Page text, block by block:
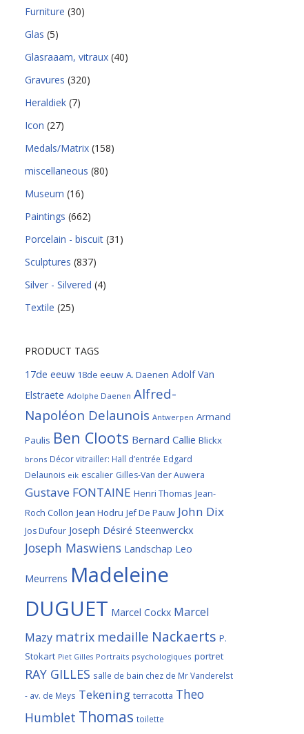
Furniture (30)
Glas (5)
Glasraaam, vitraux (40)
Gravures (320)
Heraldiek (7)
Icon (27)
Medals/Matrix (158)
miscellaneous (80)
Museum (16)
Paintings (662)
Porcelain - biscuit (31)
Sculptures (837)
Silver - Silvered (4)
Textile (25)
PRODUCT TAGS
17de eeuw 18de eeuw A. Daenen Adolf Van
Elstraete Adolphe Daenen Alfred-
Napoléon Delaunois Antwerpen Armand
Paulis Ben Cloots Bernard Callie Blickx
brons Décor vitrailler: Hall d’entrée Edgard
Delaunois eik escalier Gilles-Van der Auwera
Gustave FONTAINE Henri Thomas Jean-
Roch Collon Jean Hodru Jef De Pauw John Dix
Jos Dufour Joseph Désiré Steenwerckx
Joseph Maswiens Landschap Leo
Meurrens Madeleine
DUGUET Marcel Cockx Marcel
Mazy matrix medaille Nackaerts P.
Stokart Piet Gilles Portraits psychologiques portret
RAY GILLES salle de bain chez de Mr Vanderelst
- av. de Meys Tekening terracotta Theo
Humblet Thomas toilette